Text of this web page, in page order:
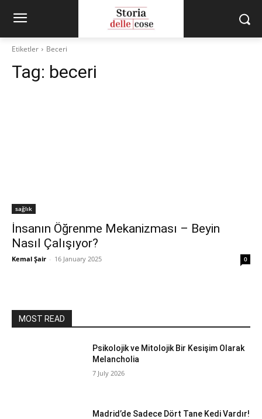
Etiketler Beceri
Tag: beceri
sağlık
İnsanın Öğrenme Mekanizması – Beyin
Nasıl Çalışıyor?
Kemal Şair - 16 January 2025 0
MOST READ
Psikolojik ve Mitolojik Bir Kesişim Olarak
Melancholia
7 July 2026
Madrid’de Sadece Dört Tane Kedi Vardır!